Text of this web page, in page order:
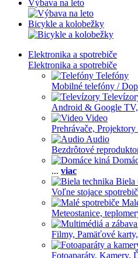
Výbava na leto
Bicykle a kolobežky
Elektronika a spotrebiče
Elektronika a spotrebiče
Telefóny
Mobilné telefóny /
Android & Google TV,
Video
Prehrávače, Projektory
Audio
Bezdrôtové
... viac
Biela
Voľne stojace
Meteostanice,
Filmy, Pamäťové karty,
Fotoaparáty, Kamery,